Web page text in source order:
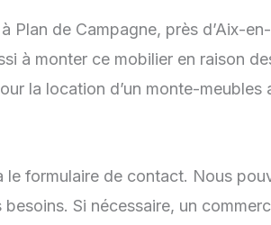
de Campagne, près d’Aix-
à monter ce mobilier en raison
la location d’un monte-
le formulaire de contact. Nous
Si nécessaire, un